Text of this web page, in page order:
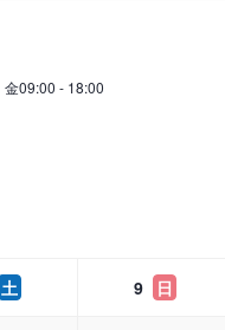
金09:00 - 18:00
土 9 日